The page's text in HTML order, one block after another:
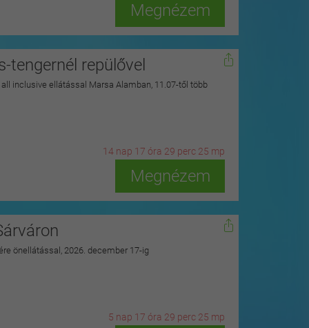
Megnézem
tengernél repülővel
inclusive ellátással Marsa Alamban, 11.07-től több
14 nap 17 óra 29 perc 23 mp
Megnézem
önellátással, 2026. december 17-ig
5 nap 17 óra 29 perc 23 mp